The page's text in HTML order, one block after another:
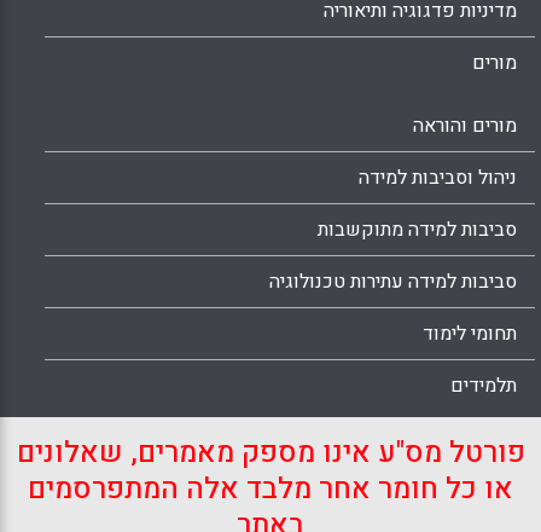
מדיניות פדגוגיה ותיאוריה
מורים
מורים והוראה
ניהול וסביבות למידה
סביבות למידה מתוקשבות
סביבות למידה עתירות טכנולוגיה
תחומי לימוד
תלמידים
פורטל מס"ע אינו מספק מאמרים, שאלונים
או כל חומר אחר מלבד אלה המתפרסמים